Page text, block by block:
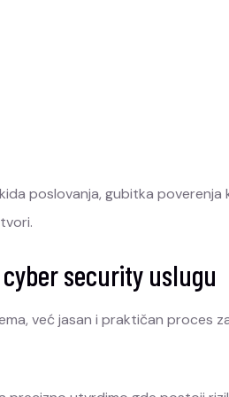
poslovanja, gubitka
security uslugu
već jasan i praktičan proces